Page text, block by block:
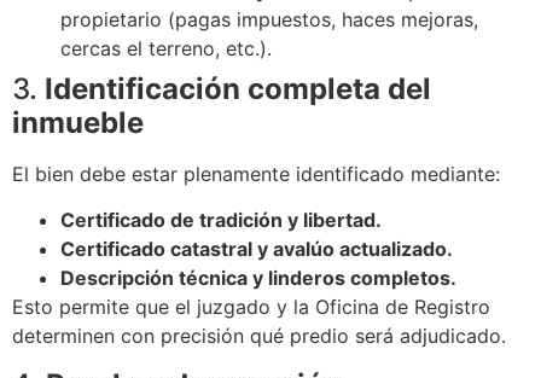
propietario (pagas impuestos, haces mejoras,
cercas el terreno, etc.).
3. Identificación completa del
inmueble
El bien debe estar plenamente identificado mediante:
Certificado de tradición y libertad.
Certificado catastral y avalúo actualizado.
Descripción técnica y linderos completos.
Esto permite que el juzgado y la Oficina de Registro
determinen con precisión qué predio será adjudicado.